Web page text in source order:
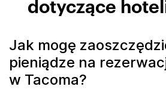
dotyczące
Jak mogę
pieniądze na
w Tacoma?